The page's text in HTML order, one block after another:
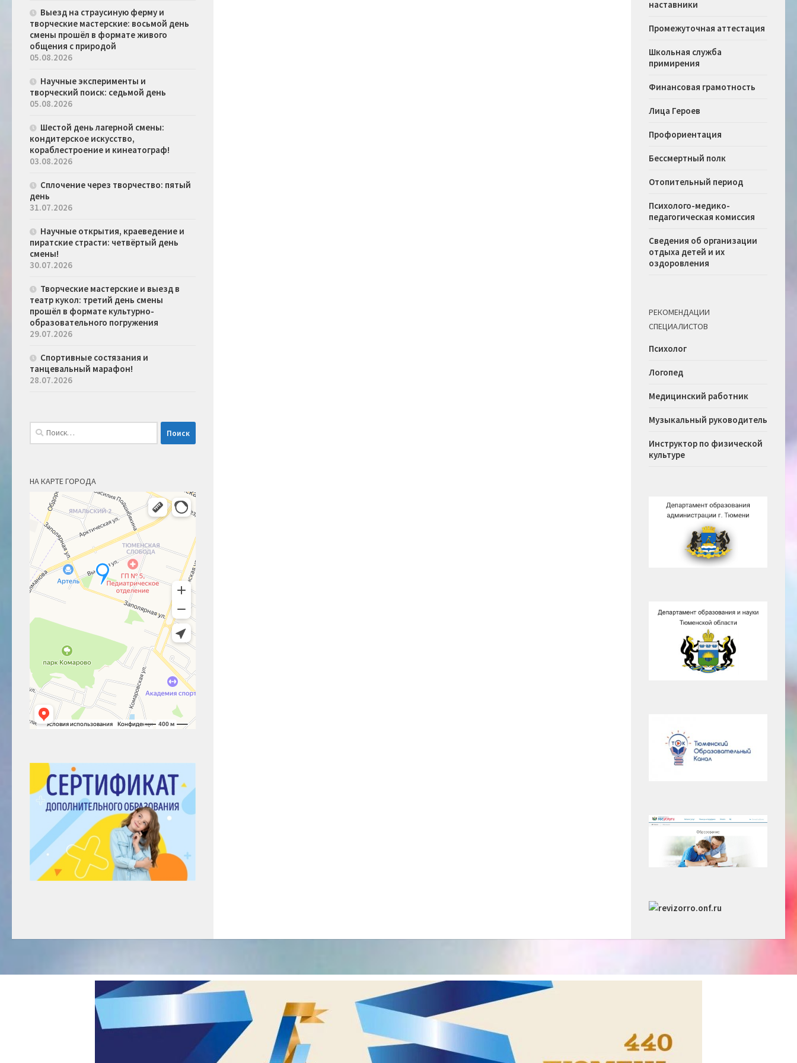
Выезд на страусиную ферму и
творческие мастерские: восьмой день
смены прошёл в формате живого
общения с природой
05.08.2026
Научные эксперименты и
творческий поиск: седьмой день
05.08.2026
Шестой день лагерной смены:
кондитерское искусство,
кораблестроение и кинеатограф!
03.08.2026
Сплочение через творчество: пятый
день
31.07.2026
Научные открытия, краеведение и
пиратские страсти: четвёртый день
смены!
30.07.2026
Творческие мастерские и выезд в
театр кукол: третий день смены
прошёл в формате культурно-
образовательного погружения
29.07.2026
Спортивные состязания и
танцевальный марафон!
28.07.2026
Найти:
НА КАРТЕ ГОРОДА
наставники
Промежуточная аттестация
Школьная служба
примирения
Финансовая грамотность
Лица Героев
Профориентация
Бессмертный полк
Отопительный период
Психолого-медико-
педагогическая комиссия
Сведения об организации
отдыха детей и их
оздоровления
РЕКОМЕНДАЦИИ
СПЕЦИАЛИСТОВ
Психолог
Логопед
Медицинский работник
Музыкальный руководитель
Инструктор по физической
культуре